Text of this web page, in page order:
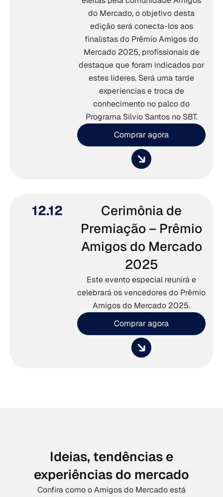
do Mercado, o objetivo desta
edição será conecta-los aos
finalistas do Prêmio Amigos do
Mercado 2025, profissionais de
destaque que foram indicados por
estes líderes. Será uma tarde
experiencias e troca de
conhecimento no palco do
Programa Silvio Santos no SBT.
Comprar agora
12.12
Cerimônia de
Premiação – Prêmio
Amigos do Mercado
2025
Este evento especial reunirá e
celebrará os vencedores do Prêmio
Amigos do Mercado 2025.
Comprar agora
Ideias, tendências e
experiências do mercado
Confira como o Amigos do Mercado está